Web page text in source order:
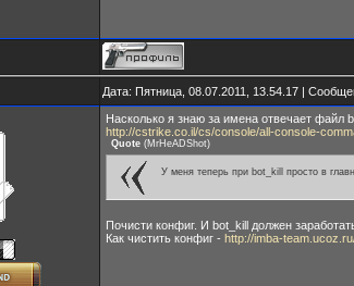
Дата: Пятница, 08.07.2011, 13.54.17 |
Насколько я знаю за имена отвечает файл
http://cstrike.co.il/cs/console/all-console-
Quote (MrHeADShot)
У меня теперь при bot_kill просто в
Почисти конфиг. И bot_kill должен
Как чистить конфиг - http://imba-